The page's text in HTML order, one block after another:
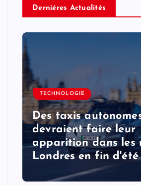
Derniéres Actualités
TECHNOLOGIE
Des taxis
devraient faire leur
apparition dans les
Londres en fin d'été